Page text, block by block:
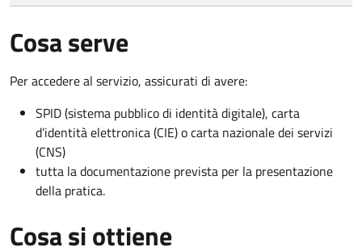
Cosa serve
Per accedere al servizio, assicurati di avere:
SPID (sistema pubblico di identità digitale), carta
d’identità elettronica (CIE) o carta nazionale dei servizi
(CNS)
tutta la documentazione prevista per la presentazione
della pratica.
Cosa si ottiene